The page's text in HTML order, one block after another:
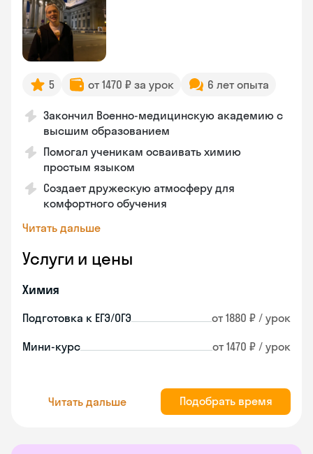
5 от 1470 ₽ за урок 6 лет опыта
Закончил Военно-медицинскую академию с
высшим образованием
Помогал ученикам осваивать химию
простым языком
Создает дружескую атмосферу для
комфортного обучения
Читать дальше
Услуги и цены
Химия
Подготовка к ЕГЭ/ОГЭ от 1880 ₽ / урок
Мини-курс от 1470 ₽ / урок
Читать дальше Подобрать время